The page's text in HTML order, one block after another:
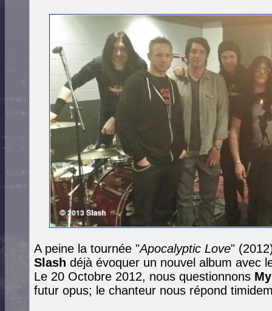
A peine la tournée "Apocalyptic Love"
Slash déjà évoquer un nouvel album avec
Le 20 Octobre 2012, nous questionnons
futur opus; le chanteur nous répond